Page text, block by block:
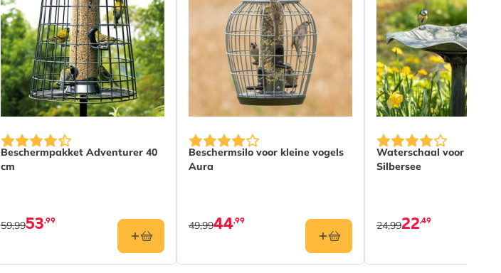
Beschermpakket Adventurer 40
cm
53,99
59,99
Beschermsilo voor kleine vogels
Aura
44,99
49,99
Waterschaal voor
Silbersee
22,49
24,99